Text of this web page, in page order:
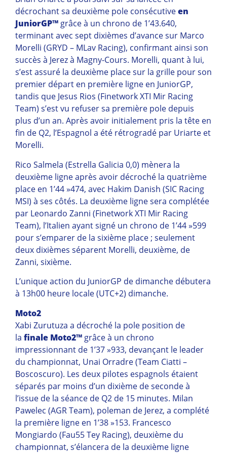
décrochant sa deuxième pole consécutiveen
JuniorGP™ grâce à un chrono de 1’43.640,
terminant avec sept dixièmes d’avance sur Marco
Morelli (GRYD – MLav Racing), confirmant ainsi son
succès à Jerez à Magny-Cours. Morelli, quant à lui,
s’est assuré la deuxième place sur la grille pour son
premier départ en première ligne en JuniorGP,
tandis que Jesus Rios (Finetwork XTI Mir Racing
Team) s’est vu refuser sa première pole depuis
plus d’un an. Après avoir initialement pris la tête en
fin de Q2, l’Espagnol a été rétrogradé par Uriarte et
Morelli.
Rico Salmela (Estrella Galicia 0,0) mènera la
deuxième ligne après avoir décroché la quatrième
place en 1’44 »474, avec Hakim Danish (SIC Racing
MSI) à ses côtés. La deuxième ligne sera complétée
par Leonardo Zanni (Finetwork XTI Mir Racing
Team), l’Italien ayant signé un chrono de 1’44 »599
pour s’emparer de la sixième place ; seulement
deux dixièmes séparent Morelli, deuxième, de
Zanni, sixième.
L’unique action du JuniorGP de dimanche débutera
à 13h00 heure locale (UTC+2) dimanche.
Moto2
Xabi Zurutuza a décroché la pole position de
la finale Moto2™ grâce à un chrono
impressionnant de 1’37 »933, devançant le leader
du championnat, Unai Orradre (Team Ciatti –
Boscoscuro). Les deux pilotes espagnols étaient
séparés par moins d’un dixième de seconde à
l’issue de la séance de Q2 de 15 minutes. Milan
Pawelec (AGR Team), poleman de Jerez, a complété
la première ligne en 1’38 »153. Francesco
Mongiardo (Fau55 Tey Racing), deuxième du
championnat, s’élancera de la deuxième ligne